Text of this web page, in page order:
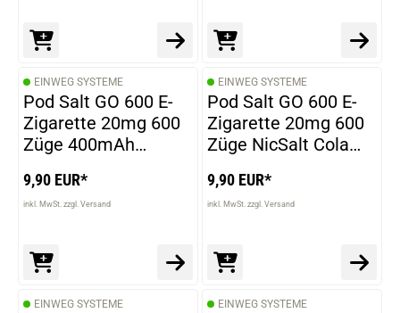
EINWEG SYSTEME
Pod Salt GO 600 E-
Zigarette 20mg 600
Züge 400mAh
Raspberry Ice
9,90 EUR*
inkl. MwSt. zzgl. Versand
EINWEG SYSTEME
Pod Salt GO 600 E-
Zigarette 20mg 600
Züge NicSalt Cola
9,90 EUR*
inkl. MwSt. zzgl. Versand
EINWEG SYSTEME EINWEG SYSTEME